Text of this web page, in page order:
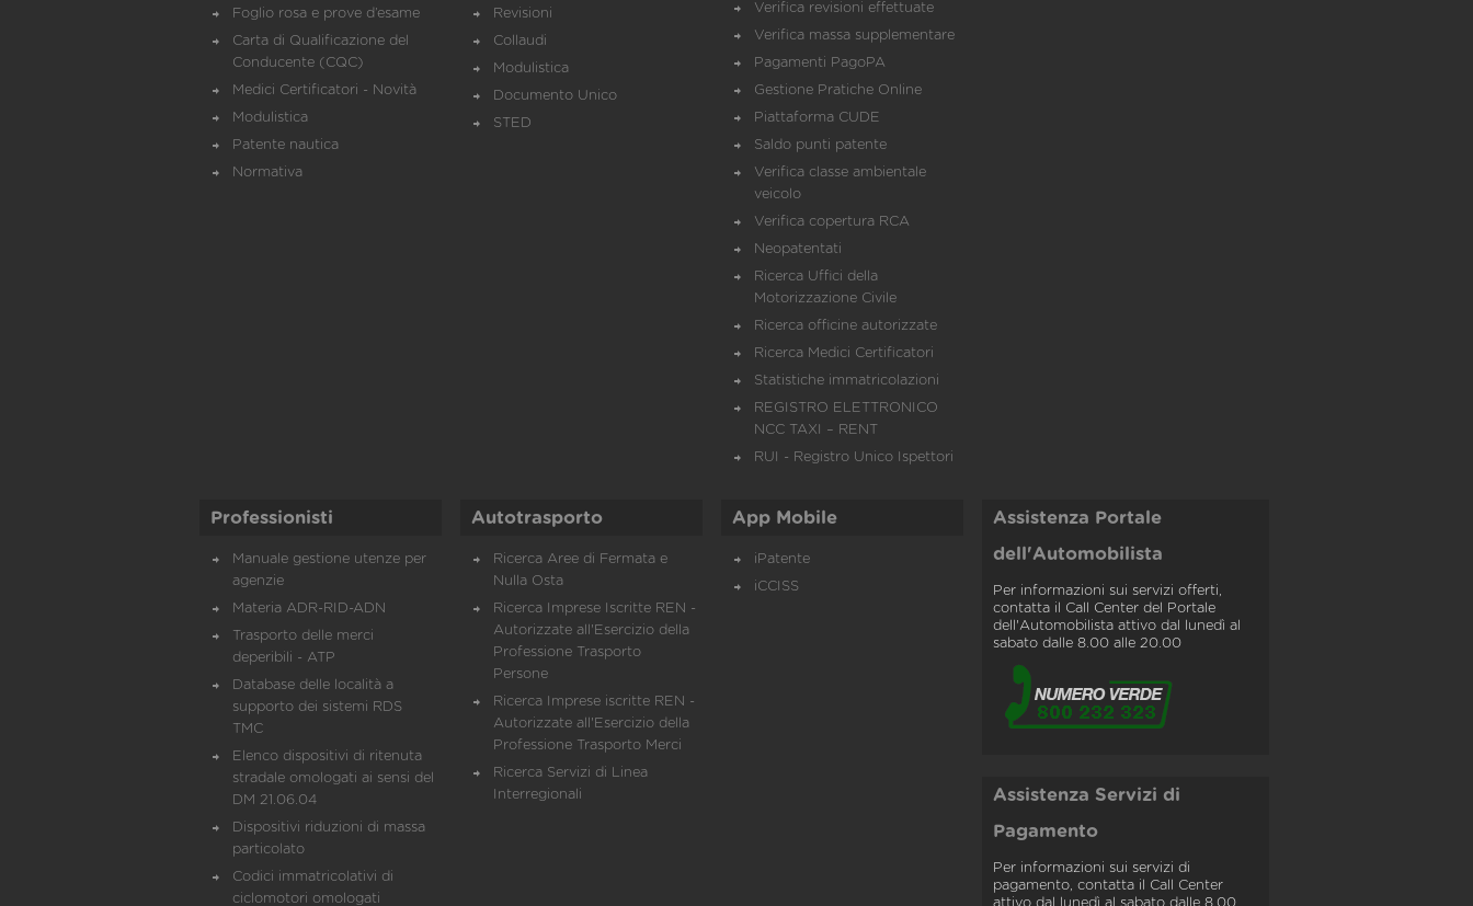
Foglio rosa e prove d’esame
Carta di Qualificazione del
Conducente (CQC)
Medici Certificatori - Novità
Modulistica
Patente nautica
Normativa
Revisioni
Collaudi
Modulistica
Documento Unico
STED
Verifica revisioni effettuate
Verifica massa supplementare
Pagamenti PagoPA
Gestione Pratiche Online
Piattaforma CUDE
Saldo punti patente
Verifica classe ambientale
veicolo
Verifica copertura RCA
Neopatentati
Ricerca Uffici della
Motorizzazione Civile
Ricerca officine autorizzate
Ricerca Medici Certificatori
Statistiche immatricolazioni
REGISTRO ELETTRONICO
NCC TAXI – RENT
RUI - Registro Unico Ispettori
Professionisti
Manuale gestione utenze per
agenzie
Materia ADR-RID-ADN
Trasporto delle merci
deperibili - ATP
Database delle località a
supporto dei sistemi RDS
TMC
Elenco dispositivi di ritenuta
stradale omologati ai sensi del
DM 21.06.04
Dispositivi riduzioni di massa
particolato
Codici immatricolativi di
ciclomotori omologati
Autotrasporto
Ricerca Aree di Fermata e
Nulla Osta
Ricerca Imprese Iscritte REN -
Autorizzate all'Esercizio della
Professione Trasporto
Persone
Ricerca Imprese iscritte REN -
Autorizzate all'Esercizio della
Professione Trasporto Merci
Ricerca Servizi di Linea
Interregionali
App Mobile
iPatente
iCCISS
Assistenza Portale
dell'Automobilista
Per informazioni sui servizi offerti,
contatta il Call Center del Portale
dell'Automobilista attivo dal lunedì al
sabato dalle 8.00 alle 20.00
Assistenza Servizi di
Pagamento
Per informazioni sui servizi di
pagamento, contatta il Call Center